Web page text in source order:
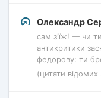
Олександр
сам з'їж! — чи
антикритики
федорову: ти
(цитати